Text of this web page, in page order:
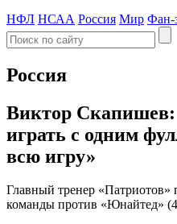
НФЛ НСАА Россия Мир Фан-
Россия
Виктор
играть с одним
всю игру»
Главный тренер «Патриотов»
команды против «Юнайтед»